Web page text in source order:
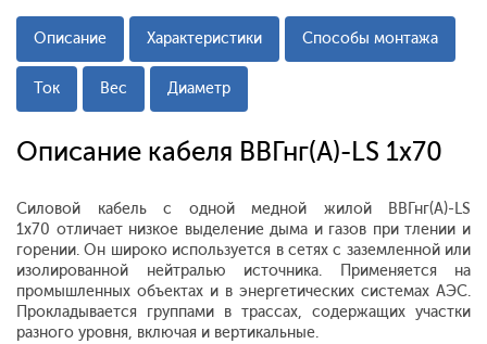
Описание Характеристики Способы монтажа
Ток Вес Диаметр
Описание кабеля ВВГнг(А)-LS 1х70
Силовой кабель с одной медной жилой ВВГнг(А)-LS
1х70 отличает низкое выделение дыма и газов при тлении и
горении. Он широко используется в сетях с заземленной или
изолированной нейтралью источника. Применяется на
промышленных объектах и в энергетических системах АЭС.
Прокладывается группами в трассах, содержащих участки
разного уровня, включая и вертикальные.